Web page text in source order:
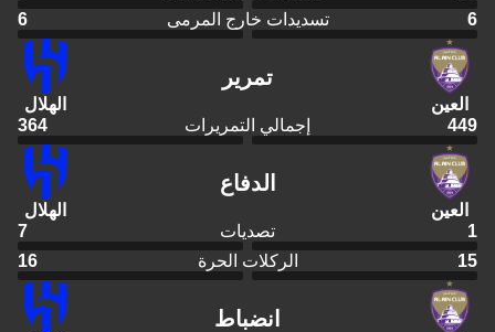
6
تسديدات خارج المرمى 6
العين
تمرير
الهلال
449
إجمالي التمريرات 364
العين
الدفاع
الهلال
1
تصديات
7
15
الركلات الحرة 16
انضباط